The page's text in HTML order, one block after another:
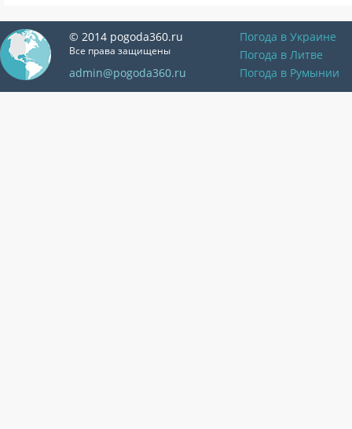
© 2014 pogoda360.ru
Все права защищены
admin@pogoda360.ru
Погода в Украине
Погода в Литве
Погода в Румынии